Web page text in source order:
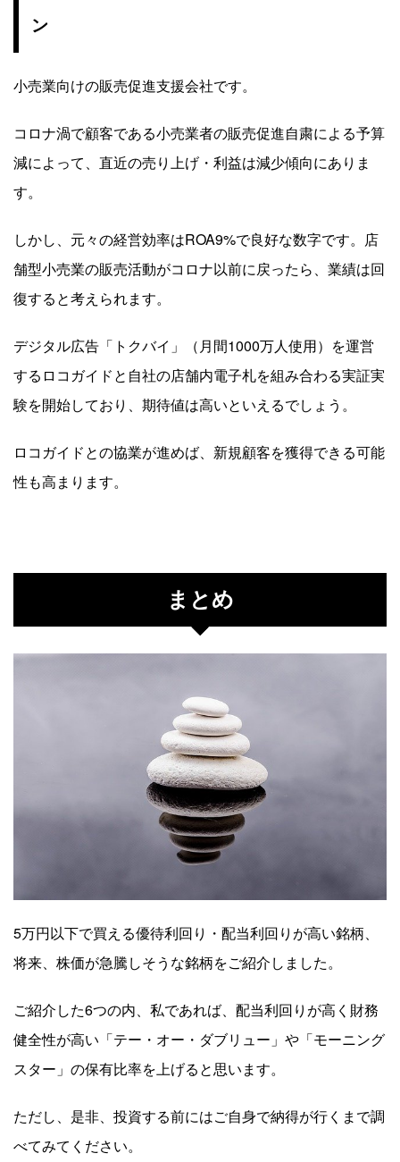
ン
小売業向けの販売促進支援会社です。
コロナ渦で顧客である小売業者の販売促進自粛による予算
減によって、直近の売り上げ・利益は減少傾向にありま
す。
しかし、元々の経営効率はROA9%で良好な数字です。店
舗型小売業の販売活動がコロナ以前に戻ったら、業績は回
復すると考えられます。
デジタル広告「トクバイ」（月間1000万人使用）を運営
するロコガイドと自社の店舗内電子札を組み合わる実証実
験を開始しており、期待値は高いといえるでしょう。
ロコガイドとの協業が進めば、新規顧客を獲得できる可能
性も高まります。
まとめ
5万円以下で買える優待利回り・配当利回りが高い銘柄、
将来、株価が急騰しそうな銘柄をご紹介しました。
ご紹介した6つの内、私であれば、配当利回りが高く財務
健全性が高い「テー・オー・ダブリュー」や「モーニング
スター」の保有比率を上げると思います。
ただし、是非、投資する前にはご自身で納得が行くまで調
べてみてください。